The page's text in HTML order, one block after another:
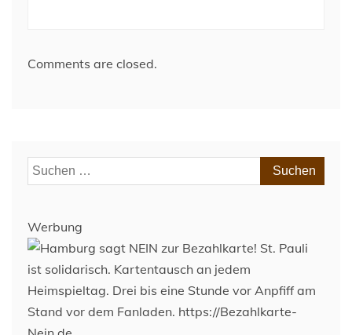
Comments are closed.
Suchen
nach:
Werbung